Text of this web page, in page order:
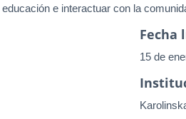
e interactuar con la
Fecha
15 de